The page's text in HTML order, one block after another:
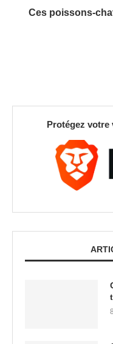
Ces poissons-
Protégez votre